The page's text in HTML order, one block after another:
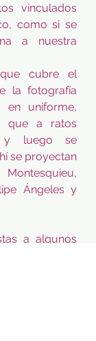
vinculados
como si se
a nuestra
cubre el
la fotografía
en uniforme,
que a ratos
y luego se
se proyectan
Ángeles y
a algunos